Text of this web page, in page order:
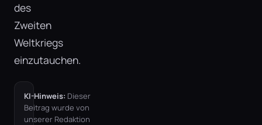
des
Zweiten
Weltkriegs
einzutauchen.
KI-Hinweis: Dieser
Beitrag wurde von
unserer Redaktion